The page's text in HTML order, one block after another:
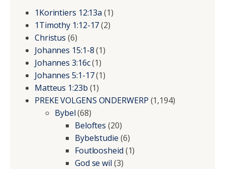
1Korintiers 12:13a (1)
1Timothy 1:12-17(2)
Christus (6)
Johannes 15:1-8(1)
Johannes 3:16c(1)
Johannes 5:1-17(1)
Matteus 1:23b (1)
PREKE VOLGENS ONDERWERP (1,194)
Bybel(68)
Beloftes (20)
Bybelstudie (6)
Foutloosheid (1)
God se wil (3)